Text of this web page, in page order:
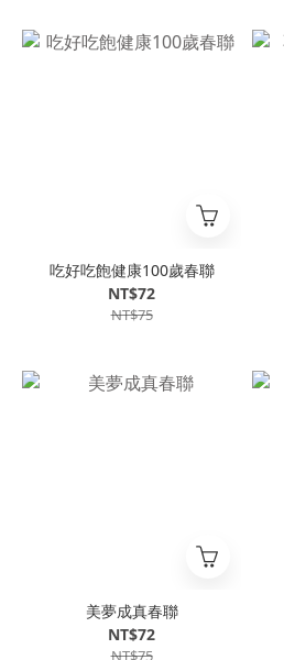
吃好吃飽健康100歲春聯
NT$72
NT$75
美夢成真春聯
NT$72
NT$75